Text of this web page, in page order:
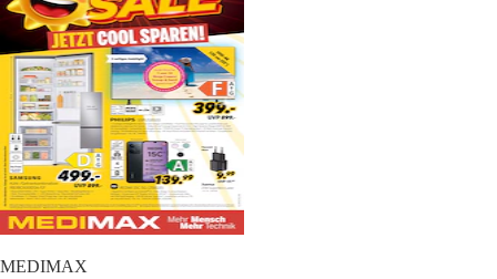
MEDIMAX